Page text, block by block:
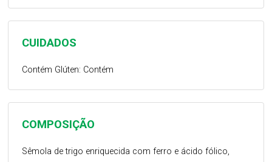
COMPOSIÇÃO
Sêmola de trigo enriquecida com ferro e ácido fólico,
CUIDADOS
Contém Glúten: Contém